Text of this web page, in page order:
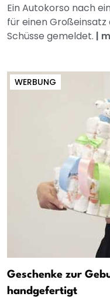
Ein Autokorso nach
für einen
Schüsse gemeldet. |
WERBUNG
Geschenke zur
handgefertigt